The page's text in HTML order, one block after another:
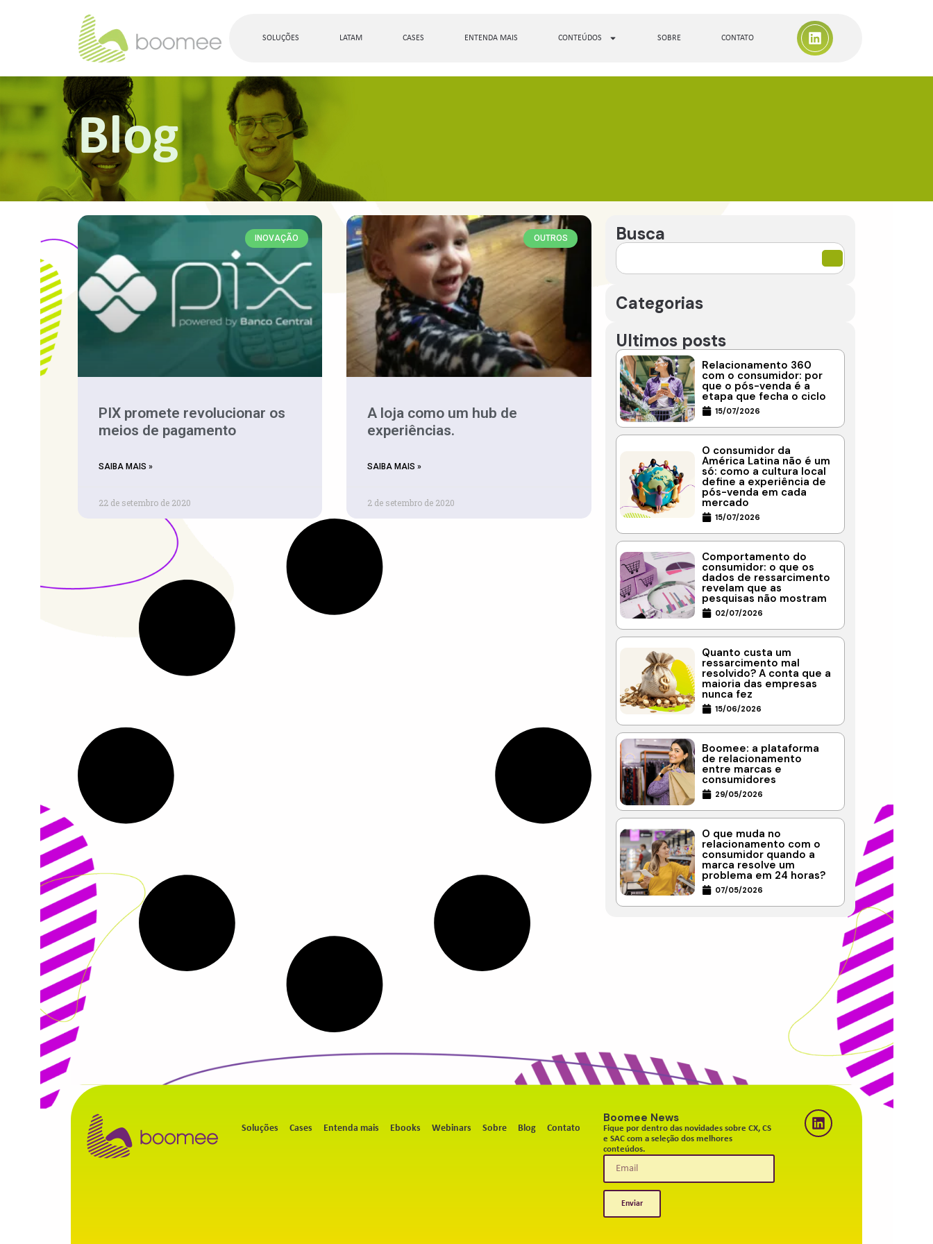
SOLUÇÕES LATAM CASES ENTENDA MAIS CONTEÚDOS SOBRE CONTATO
Blog
INOVAÇÃO
PIX promete revolucionar os
meios de pagamento
SAIBA MAIS »
22 de setembro de 2020
OUTROS
A loja como um hub de
experiências.
SAIBA MAIS »
2 de setembro de 2020
Busca
Categorias
Ultimos posts
Relacionamento 360
com o consumidor: por
que o pós-venda é a
etapa que fecha o ciclo
15/07/2026
O consumidor da
América Latina não é um
só: como a cultura local
define a experiência de
pós-venda em cada
mercado
15/07/2026
Comportamento do
consumidor: o que os
dados de ressarcimento
revelam que as
pesquisas não mostram
02/07/2026
Quanto custa um
ressarcimento mal
resolvido? A conta que a
maioria das empresas
nunca fez
15/06/2026
Boomee: a plataforma
de relacionamento
entre marcas e
consumidores
29/05/2026
O que muda no
relacionamento com o
consumidor quando a
marca resolve um
problema em 24 horas?
07/05/2026
Soluções Cases Entenda mais Ebooks Webinars Sobre Blog Contato
Boomee News
Fique por dentro das novidades sobre CX, CS
e SAC com a seleção dos melhores
conteúdos.
Enviar